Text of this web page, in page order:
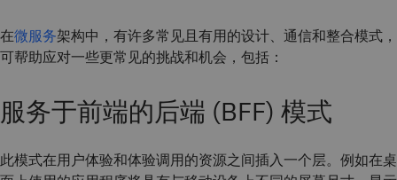
在微服务架构中，有许多常见且有用的设计、通信和整合模式，
可帮助应对一些更常见的挑战和机会，包括：
服务于前端的后端 (BFF) 模式
此模式在用户体验和体验调用的资源之间插入一个层。例如在桌